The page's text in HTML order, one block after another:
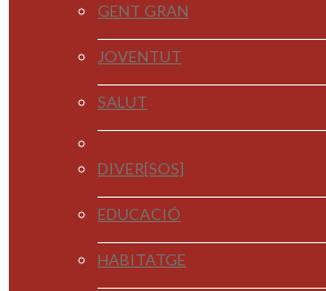
GENT GRAN
JOVENTUT
SALUT
DIVER[SOS]
EDUCACIÓ
HABITATGE